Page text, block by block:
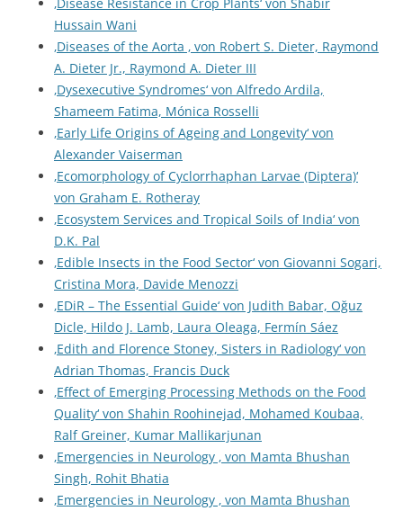
Hussain Wani
‚Diseases of the Aorta ‚ von Robert S. Dieter, Raymond
A. Dieter Jr., Raymond A. Dieter III
‚Dysexecutive Syndromes‘ von Alfredo Ardila,
Shameem Fatima, Mónica Rosselli
‚Early Life Origins of Ageing and Longevity‘ von
Alexander Vaiserman
‚Ecomorphology of Cyclorrhaphan Larvae (Diptera)‘
von Graham E. Rotheray
‚Ecosystem Services and Tropical Soils of India‘ von
D.K. Pal
‚Edible Insects in the Food Sector‘ von Giovanni Sogari,
Cristina Mora, Davide Menozzi
‚EDiR – The Essential Guide‘ von Judith Babar, Oğuz
Dicle, Hildo J. Lamb, Laura Oleaga, Fermín Sáez
‚Edith and Florence Stoney, Sisters in Radiology‘ von
Adrian Thomas, Francis Duck
‚Effect of Emerging Processing Methods on the Food
Quality‘ von Shahin Roohinejad, Mohamed Koubaa,
Ralf Greiner, Kumar Mallikarjunan
‚Emergencies in Neurology ‚ von Mamta Bhushan
Singh, Rohit Bhatia
‚Emergencies in Neurology ‚ von Mamta Bhushan